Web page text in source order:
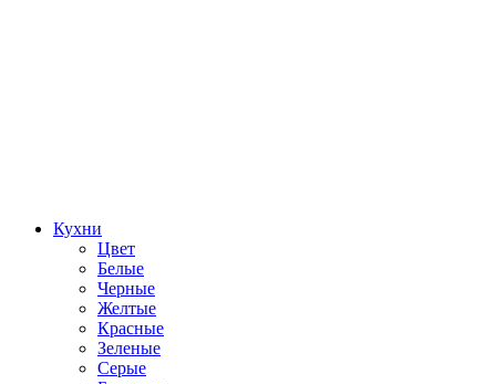
Кухни
Цвет
Белые
Черные
Желтые
Красные
Зеленые
Серые